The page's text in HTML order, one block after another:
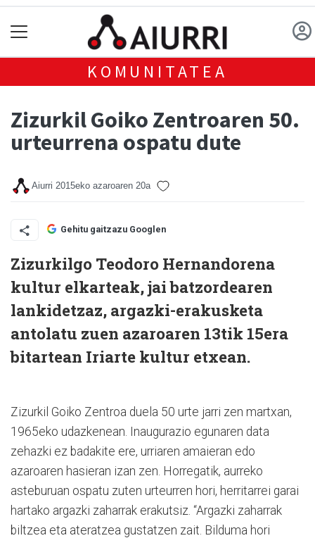
KOMUNITATEA
Zizurkil Goiko Zentroaren 50.
urteurrena ospatu dute
Aiurri 2015eko azaroaren 20a
Gehitu gaitzazu Googlen
Zizurkilgo Teodoro Hernandorena
kultur elkarteak, jai batzordearen
lankidetzaz, argazki-erakusketa
antolatu zuen azaroaren 13tik 15era
bitartean Iriarte kultur etxean.
Zizurkil Goiko Zentroa duela 50 urte jarri zen martxan,
1965eko udazkenean. Inaugurazio egunaren data
zehazki ez badakite ere, urriaren amaieran edo
azaroaren hasieran izan zen. Horregatik, aurreko
asteburuan ospatu zuten urteurren hori, herritarrei garai
hartako argazki zaharrak erakutsiz. “Argazki zaharrak
biltzea eta ateratzea gustatzen zait. Bilduma hori